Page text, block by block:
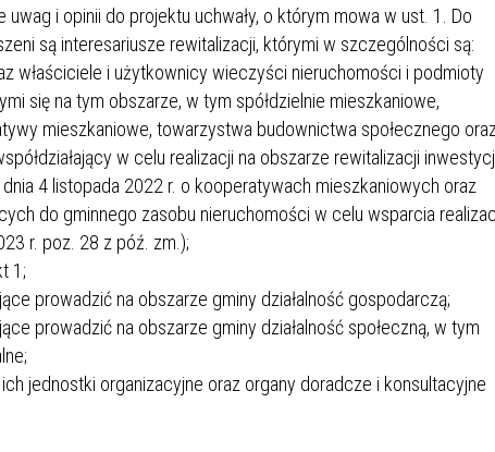
SKARBOWY
INFORMACJE DOTYCZĄCE
TRANSPLANTACJI
RADA MIASTA
WYKAZ ZWIERZĄT
Z TERENU MIASTA
ŻYJ ZDROWO BEZ
GDZIE MOŻNA ZNALEŹĆ I
W WOJSKU JAKO
– JAK ZOSTAĆ?
ZAROBKI
BEZPŁATNY PORADNIK DLA
SZKOŁA” RZĄDOWY
WYRÓWNYWANIA
EDUKACYJNYCH DZIECI I
„PRZYJAZNA SZKOŁA”
2025-2027
KONKURSY NA STANOWISKO
DYREKTORA
uwag i opinii do projektu uchwały, o którym mowa w ust. 1. Do
są interesariusze rewitalizacji, którymi w szczególności są:
właściciele i użytkownicy wieczyści nieruchomości i podmioty
się na tym obszarze, w tym spółdzielnie mieszkaniowe,
mieszkaniowe, towarzystwa budownictwa społecznego oraz
w celu realizacji na obszarze rewitalizacji
4 listopada 2022 r. o kooperatywach mieszkaniowych oraz
do gminnego zasobu nieruchomości w celu wsparcia
r. poz. 28 z póź. zm.);
1;
prowadzić na obszarze gminy działalność gospodarczą;
prowadzić na obszarze gminy działalność społeczną, w tym
jednostki organizacyjne oraz organy doradcze i konsultacyjne